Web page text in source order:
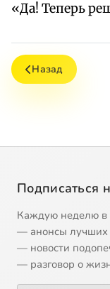
«Да! Теперь
Назад
Подписаться
Каждую неделю в
— анонсы лучших
— новости
— разговор о